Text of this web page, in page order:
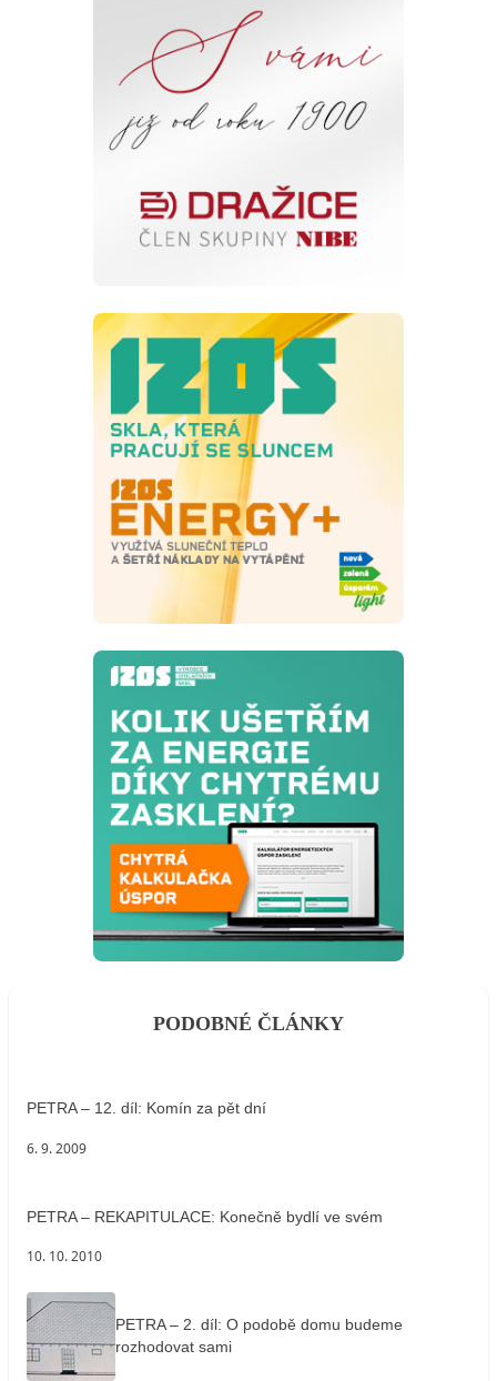
PODOBNÉ ČLÁNKY
PETRA – 12. díl: Komín za pět dní
6. 9. 2009
PETRA – REKAPITULACE: Konečně bydlí ve svém
10. 10. 2010
PETRA – 2. díl: O podobě domu budeme
rozhodovat sami